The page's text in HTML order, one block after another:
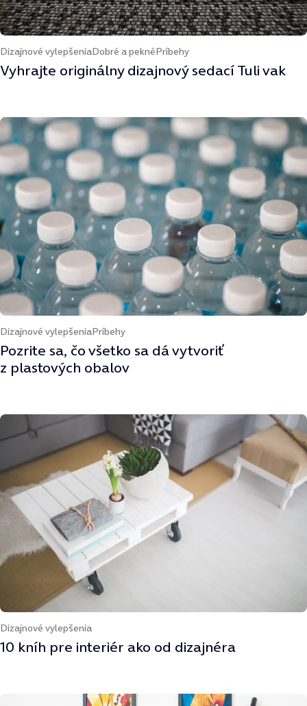
Dizajnové vylepšeniaDobré a peknéPríbehy
Vyhrajte originálny dizajnový sedací Tuli vak
Dizajnové vylepšeniaPríbehy
Pozrite sa, čo všetko sa dá vytvoriť
z plastových obalov
Dizajnové vylepšenia
10 kníh pre interiér ako od dizajnéra